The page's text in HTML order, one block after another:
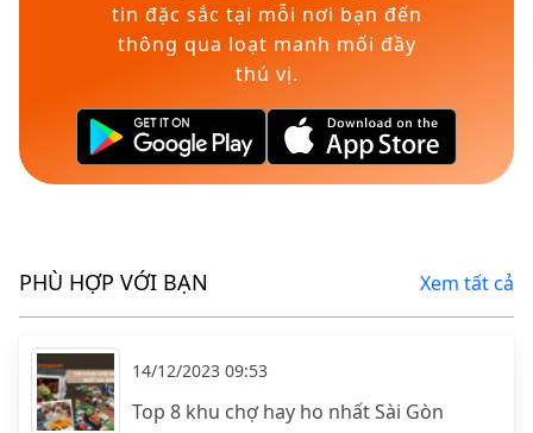
tin đặc sắc tại mỗi nơi bạn đến
thông qua loạt manh mối đầy
thú vị.
PHÙ HỢP VỚI BẠN Xem tất cả
14/12/2023 09:53
Top 8 khu chợ hay ho nhất Sài Gòn